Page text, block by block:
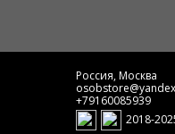
Россия, Москва
+79160085939
2018-